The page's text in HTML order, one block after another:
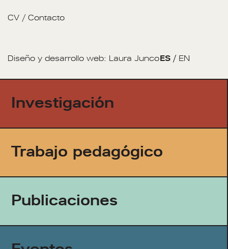
Investigación
Trabajo pedagógico
Publicaciones
CV / Contacto
Diseño y desarrollo web: Laura JuncoES / EN